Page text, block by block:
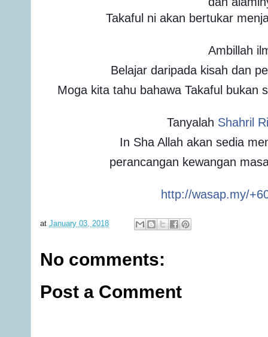
Takaful ni akan bertukar
Ambillah
Belajar daripada kisah dan
Moga kita tahu bahawa Takaful bukan
Tanyalah Shahril
In Sha Allah akan sedia
perancangan kewangan
http://wasap.my/
at January 03, 2018
No comments:
Post a Comment